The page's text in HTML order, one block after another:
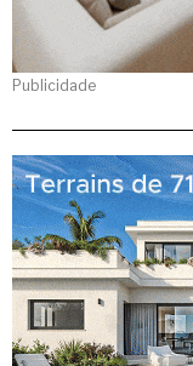
Publicidade